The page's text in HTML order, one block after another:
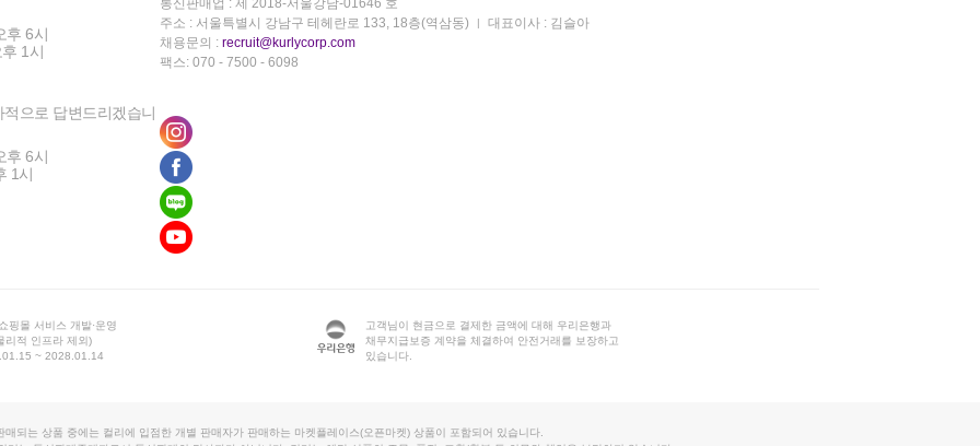
후 6시
1시
으로 답변드리겠습니
후 6시
1시
통신판매업 : 제 2018-서울강남-01646 호
주소 : 서울특별시 강남구 테헤란로 133, 18층(역삼동)
대표이사 : 김슬아
채용문의 : recruit@kurlycorp.com
팩스: 070 - 7500 - 6098
핑몰 서비스 개발·운영
리적 인프라 제외)
~ 2028.01.14
고객님이 현금으로 결제한 금액에 대해 우리은행과
채무지급보증 계약을 체결하여 안전거래를 보장하고
있습니다.
매되는 상품 중에는 컬리에 입점한 개별 판매자가 판매하는 마켓플레이스(오픈마켓) 상품이 포함되어 있습니다.